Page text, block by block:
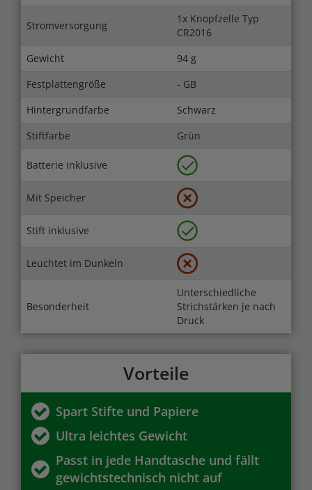
Stromversorgung
1x Knopfzelle Typ
CR2016
Gewicht
94 g
Festplattengröße
- GB
Hintergrundfarbe
Schwarz
Stiftfarbe
Grün
Batterie inklusive
Mit Speicher
Stift inklusive
Leuchtet im Dunkeln
Besonderheit
Unterschiedliche
Strichstärken je nach
Druck
Vorteile
Spart Stifte und Papiere
Ultra leichtes Gewicht
Passt in jede Handtasche und fällt
gewichtstechnisch nicht auf